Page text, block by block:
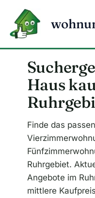
Inhalt
springen
Haus
Finde das
Ruhrgebiet.
Angebote im
mittlere